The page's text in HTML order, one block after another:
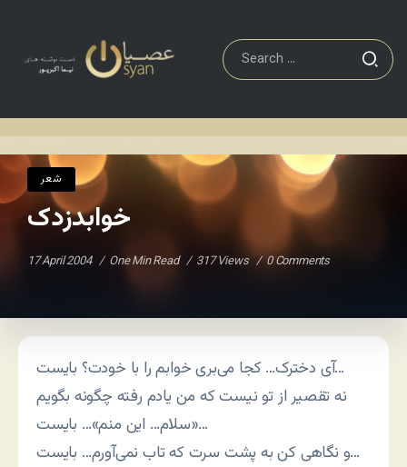
شعر
خوابدزدک
17 April 2004 One Min Read 317 Views 0 Comments
آی دخترک… کجا می‌بری خوابم را با خودت؟ بایست…
نه تقصیر از تو نیست که من یادم رفته چگونه بگویم
«سلام… این منم»… بایست…
و نگاهی کن به پشت سرت که تاب نمی‌آورم… بایست…